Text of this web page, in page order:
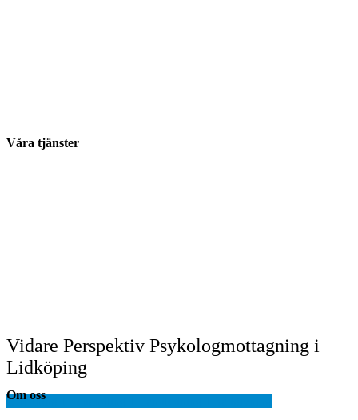
Vidare Perspektiv Psykologmottagning i
Lidköping
Utredning I Behandling I Handledning I Rådgivning
Våra tjänster
Om oss